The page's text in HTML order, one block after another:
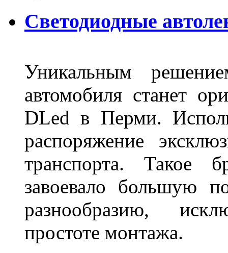
Светодиодные
Уникальным
автомобиля станет
DLed в Перми.
распоряжение
транспорта. Такое
завоевало большую
разнообразию,
простоте монтажа.